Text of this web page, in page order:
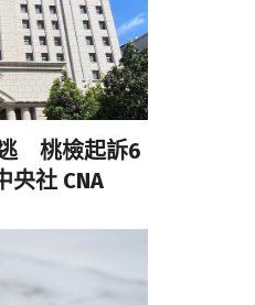
桃檢起訴6
央社 CNA